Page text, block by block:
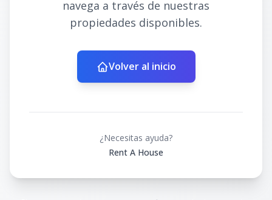
navega a través de nuestras
propiedades disponibles.
Volver al inicio
¿Necesitas ayuda?
Rent A House